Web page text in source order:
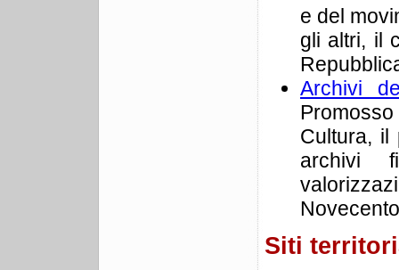
e del
gli altri, il
Archivi
Cultura, il
archivi
Siti